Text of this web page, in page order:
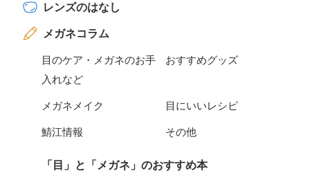
レンズのはなし
メガネコラム
目のケア・メガネのお手
入れなど
おすすめグッズ
メガネメイク 目にいいレシピ
鯖江情報 その他
「目」と「メガネ」のおすすめ本